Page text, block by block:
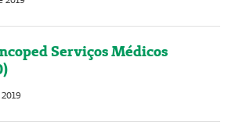
Serviços Médicos
2019